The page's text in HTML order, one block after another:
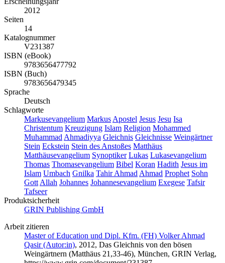
2012
Seiten
14
Katalognummer
V231387
ISBN (eBook)
9783656477792
ISBN (Buch)
9783656479345
Sprache
Deutsch
Schlagworte
Markusevangelium Markus Apostel Jesus Jesu Isa
Christentum Kreuzigung Islam Religion Mohammed
Muhammad Ahmadiyya Gleichnis Gleichnisse Weingärtner
Stein Eckstein Stein des Anstoßes Matthäus
Matthäusevangelium Synoptiker Lukas Lukasevangelium
Thomas Thomasevangelium Bibel Koran Hadith Jesus im
Islam Umbach Gnilka Tahir Ahmad Ahmad Prophet Sohn
Gott Allah Johannes Johannesevangelium Exegese Tafsir
Tafseer
Produktsicherheit
GRIN Publishing GmbH
Arbeit zitieren
Master of Education und Dipl. Kfm. (FH) Volker Ahmad
Qasir (Autor:in), 2012, Das Gleichnis von den bösen
Weingärtnern (Matthäus 21,33-46), München, GRIN Verlag,